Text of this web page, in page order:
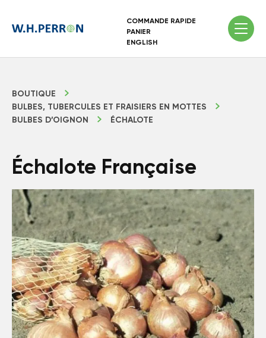
COMMANDE RAPIDE
PANIER
ENGLISH
BOUTIQUE
BULBES, TUBERCULES ET FRAISIERS EN MOTTES
BULBES D’OIGNON
ÉCHALOTE
Échalote Française